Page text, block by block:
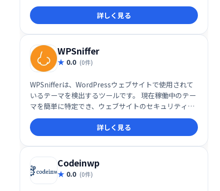
詳しく見る
WPSniffer
0.0 (0件)
WPSnifferは、WordPressウェブサイトで使用されて
いるテーマを検出するツールです。 現在稼働中のテー
マを簡単に特定でき、ウェブサイトのセキュリティや
保守管理に役立ちます。 複雑な設定は不要で、迅速か
つ正確にテーマ情報を取得できます。
詳しく見る
Codeinwp
0.0 (0件)